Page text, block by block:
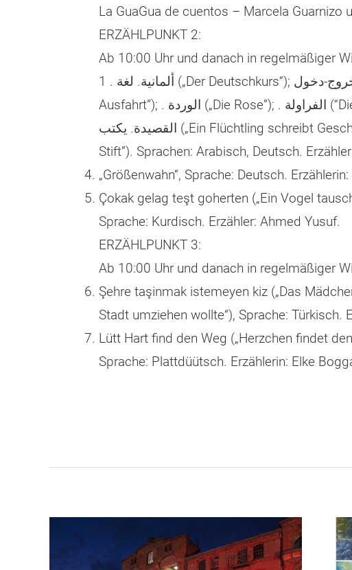
La GuaGua de cuentos – Marcela Guarnizo
ERZÄHLPUNKT 2:
Ab 10:00 Uhr und danach in regelmäßiger
Stift”). Sprachen: Arabisch, Deutsch.
„Größenwahn“, Sprache: Deutsch.
Çokak gelag teşt goherten („Ein Vogel
Sprache: Kurdisch. Erzähler: Ahmed Yusuf.
ERZÄHLPUNKT 3:
Ab 10:00 Uhr und danach in regelmäßiger
Şehre taşinmak istemeyen kiz („Das
Stadt umziehen wollte“), Sprache: Türkisch.
Lütt Hart find den Weg („Herzchen findet
Sprache: Plattdüütsch. Erzählerin: Elke